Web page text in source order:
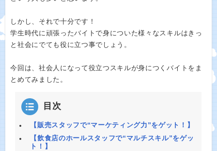
しかし、それで十分です！
学生時代に頑張ったバイトで身についた様々なスキルはきっ
と社会にでても役に立つ事でしょう。
今回は、社会人になって役立つスキルが身につくバイトをま
とめてみました。
目次
【販売スタッフで“マーケティング力”をゲット！】
【飲食店のホールスタッフで“マルチスキル”をゲッ
ト！】